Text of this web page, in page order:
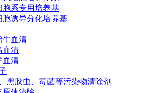
胞系专用培养基
胞诱导分化培养基
牛血清
血清
血清
黑胶虫、霉菌等污染物清除剂